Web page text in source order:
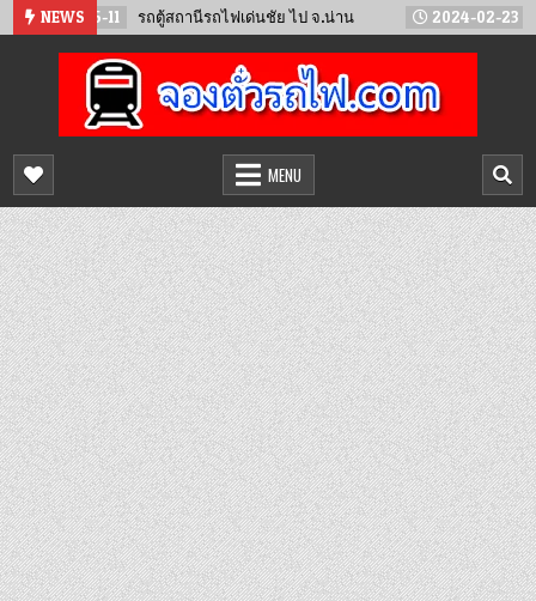
Skip NEWS
11 รถตู้สถานีรถไฟเด่นชัย ไป จ.น่าน 2024-02-23 เตรียมเปิดวิ่
จองตั๋วรถไฟออนไลน์
จำหน่ายตั๋วรถไฟล่วงหน้า จองได้ 24 ชั่วโมง
MENU